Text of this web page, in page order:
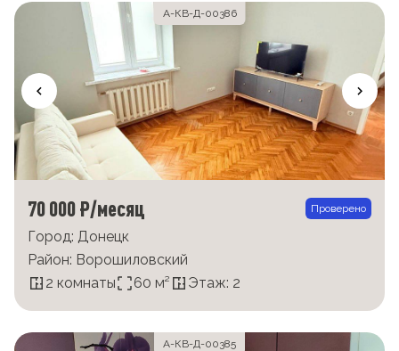
А-КВ-Д-00386
70 000 ₽/месяц Проверено
Город: Донецк
Район: Ворошиловский
2 комнаты
60 м² Этаж: 2
А-КВ-Д-00385